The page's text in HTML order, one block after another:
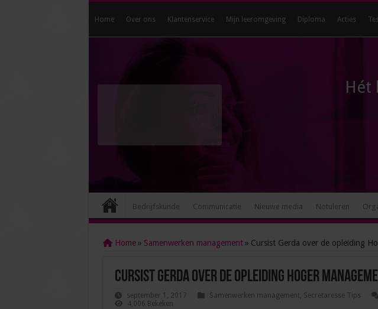
Home Over ons Klantenservice Mijn leeromgeving Diploma Acties
Hét
Bedrijfskunde Communicatie Nieuwe media Notuleren
Home » Samenwerken management » Cursist Gerda over de opleiding
Cursist Gerda over de opleiding Hoger
september 1, 2017 Samenwerken management, Secretaresse Tips
4,006 Bekeken